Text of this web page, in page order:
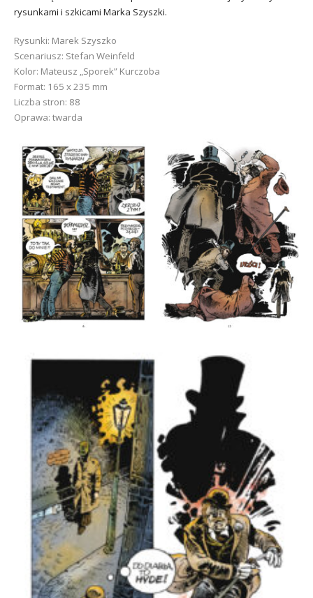
rysunkami i szkicami Marka Szyszki.
Rysunki: Marek Szyszko
Scenariusz: Stefan Weinfeld
Kolor: Mateusz „Sporek” Kurczoba
Format: 165 x 235 mm
Liczba stron: 88
Oprawa: twarda